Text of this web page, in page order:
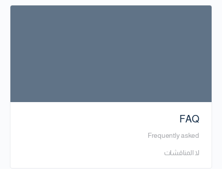
FAQ
Frequently asked
لا المناقشات